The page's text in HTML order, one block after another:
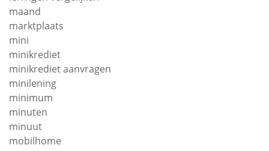
maand
marktplaats
mini
minikrediet
minikrediet aanvragen
minilening
minimum
minuten
minuut
mobilhome